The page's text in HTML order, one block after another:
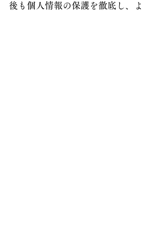
後も個人情報の保護を徹底し、よ